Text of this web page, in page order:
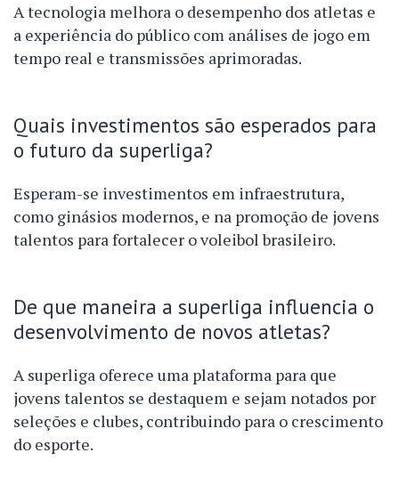
A tecnologia melhora o desempenho dos atletas e
a experiência do público com análises de jogo em
tempo real e transmissões aprimoradas.
Quais investimentos são esperados para
o futuro da superliga?
Esperam-se investimentos em infraestrutura,
como ginásios modernos, e na promoção de jovens
talentos para fortalecer o voleibol brasileiro.
De que maneira a superliga influencia o
desenvolvimento de novos atletas?
A superliga oferece uma plataforma para que
jovens talentos se destaquem e sejam notados por
seleções e clubes, contribuindo para o crescimento
do esporte.